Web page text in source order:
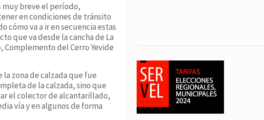
muy breve el período,
en condiciones de tránsito
cómo va a ir en secuencia estas
que va desde la cancha de La
Complemento del Cerro Yevide
zona de calzada que fue
de la calzada, sino que
el colector de alcantarillado,
vía y en algunos de forma